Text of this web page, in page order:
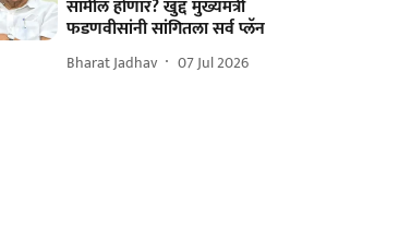
सामील होणार? खुद्द मुख्यमंत्री
फडणवीसांनी सांगितला सर्व प्लॅन
Bharat Jadhav 07 Jul 2026